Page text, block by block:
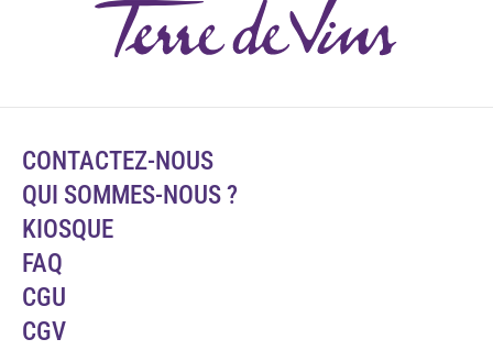
CONTACTEZ-NOUS
QUI SOMMES-NOUS ?
KIOSQUE
FAQ
CGU
CGV